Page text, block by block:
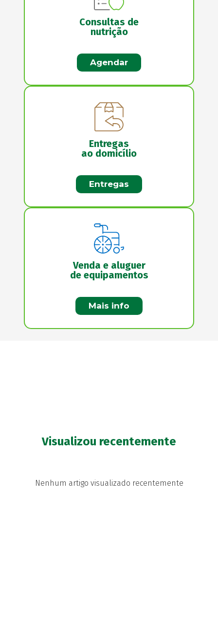
Consultas de
nutrição
Agendar
Entregas
ao domicílio
Entregas
Venda e aluguer
de equipamentos
Mais info
Visualizou recentemente
Nenhum artigo visualizado recentemente